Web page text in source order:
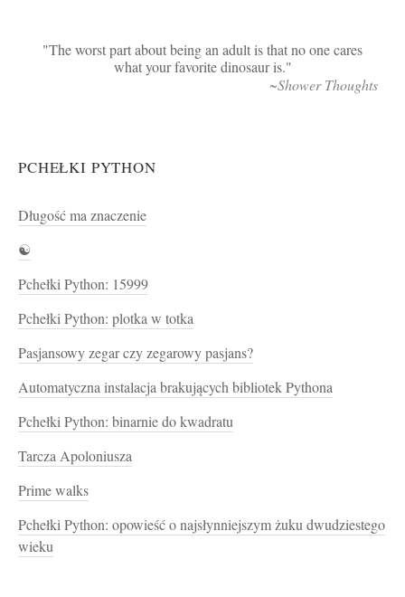
The worst part about being an adult is that no one cares
what your favorite dinosaur is.
~Shower Thoughts
PCHEŁKI PYTHON
Długość ma znaczenie
☯
Pchełki Python: 15999
Pchełki Python: plotka w totka
Pasjansowy zegar czy zegarowy pasjans?
Automatyczna instalacja brakujących bibliotek Pythona
Pchełki Python: binarnie do kwadratu
Tarcza Apoloniusza
Prime walks
Pchełki Python: opowieść o najsłynniejszym żuku dwudziestego
wieku